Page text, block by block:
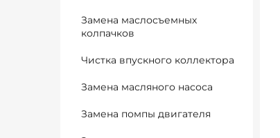
Замена маслосъемных
колпачков
Чистка впускного коллектора
Замена масляного насоса
Замена помпы двигателя